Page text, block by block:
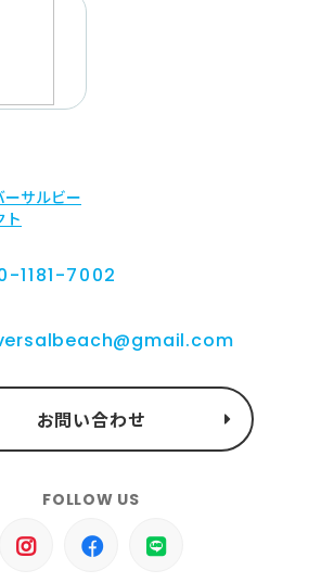
1181-7002
お問い合わせ
FOLLOW US